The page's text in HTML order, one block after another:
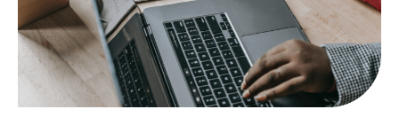
平时没有备份的习惯，这下
好了